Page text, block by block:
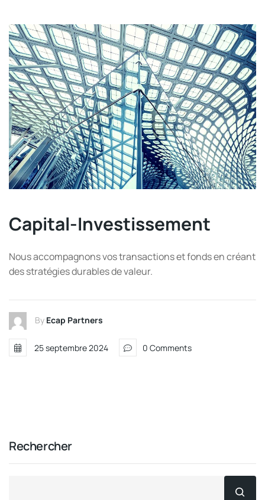
Capital-Investissement
Nous accompagnons vos transactions et fonds en créant
des stratégies durables de valeur.
By Ecap Partners
25 septembre 2024 0 Comments
Rechercher